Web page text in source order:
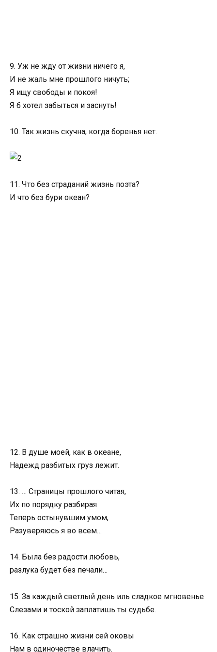
9. Уж не жду от жизни ничего я,
И не жаль мне прошлого ничуть;
Я ищу свободы и покоя!
Я б хотел забыться и заснуть!
10. Так жизнь скучна, когда боренья нет.
11. Что без страданий жизнь поэта?
И что без бури океан?
12. В душе моей, как в океане,
Надежд разбитых груз лежит.
13. … Страницы прошлого читая,
Их по порядку разбирая
Теперь остынувшим умом,
Разуверяюсь я во всем…
14. Была без радости любовь,
разлука будет без печали…
15. За каждый светлый день иль сладкое мгновенье
Слезами и тоской заплатишь ты судьбе.
16. Как страшно жизни сей оковы
Нам в одиночестве влачить.